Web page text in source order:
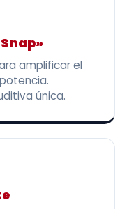
amplificar el
única.